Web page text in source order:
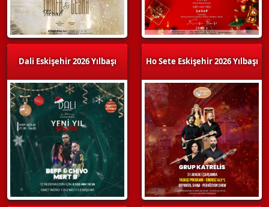
Dali Eskişehir 2026 Yılbaşı Ho Sete Eskişehir 2026 Yılbaşı